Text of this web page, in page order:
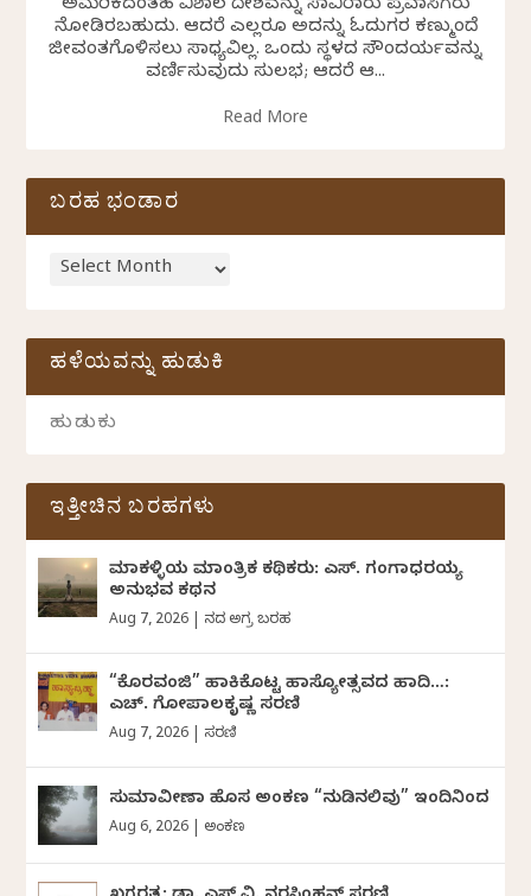
ಅಮೆರಿಕದಂತಹ ವಿಶಾಲ ದೇಶವನ್ನು ಸಾವಿರಾರು ಪ್ರವಾಸಿಗರು
ನೋಡಿರಬಹುದು. ಆದರೆ ಎಲ್ಲರೂ ಅದನ್ನು ಓದುಗರ ಕಣ್ಮುಂದೆ
ಜೀವಂತಗೊಳಿಸಲು ಸಾಧ್ಯವಿಲ್ಲ. ಒಂದು ಸ್ಥಳದ ಸೌಂದರ್ಯವನ್ನು
ವರ್ಣಿಸುವುದು ಸುಲಭ; ಆದರೆ ಆ...
Read More
ಬರಹ ಭಂಡಾರ
ಹಳೆಯವನ್ನು ಹುಡುಕಿ
ಇತ್ತೀಚಿನ ಬರಹಗಳು
ಮಾಕಳ್ಳಿಯ ಮಾಂತ್ರಿಕ ಕಥಿಕರು: ಎಸ್. ಗಂಗಾಧರಯ್ಯ
ಅನುಭವ ಕಥನ
Aug 7, 2026 ದಿನದ ಅಗ್ರ ಬರಹ
“ಕೊರವಂಜಿ” ಹಾಕಿಕೊಟ್ಟ ಹಾಸ್ಯೋತ್ಸವದ ಹಾದಿ…:
ಎಚ್. ಗೋಪಾಲಕೃಷ್ಣ ಸರಣಿ
Aug 7, 2026 ಸರಣಿ
ಸುಮಾವೀಣಾ ಹೊಸ ಅಂಕಣ “ನುಡಿನಲಿವು” ಇಂದಿನಿಂದ
Aug 6, 2026 ಅಂಕಣ